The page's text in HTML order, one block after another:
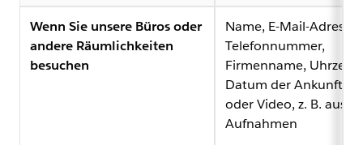
Wenn Sie unsere Büros oder
andere Räumlichkeiten
besuchen
Name, E-Mail-Adresse,
Telefonnummer,
Firmenname, Uhrzeit
Datum der Ankunft,
oder Video, z. B. aus
Aufnahmen